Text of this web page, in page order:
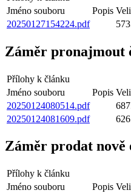
Jméno souboru
Popis
20250127154224.pdf
Záměr pronajmout
Přílohy k článku
Jméno souboru
Popis
20250124080514.pdf
20250124081609.pdf
Záměr prodat nově
Přílohy k článku
Jméno souboru
Popis